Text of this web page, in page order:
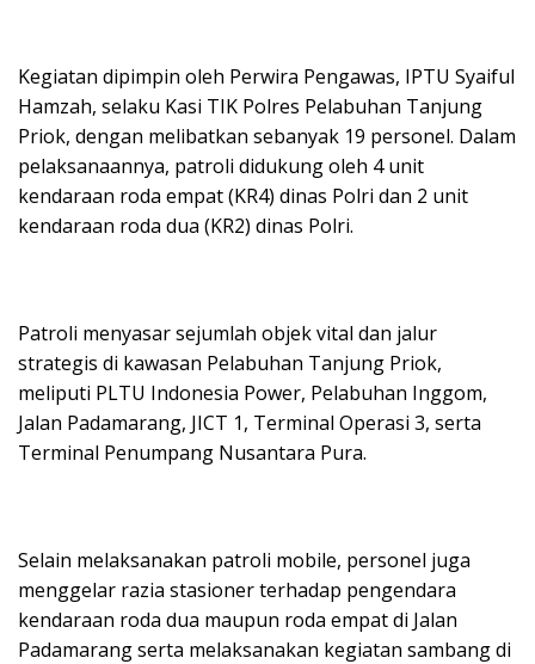
Kegiatan dipimpin oleh Perwira Pengawas, IPTU Syaiful
Hamzah, selaku Kasi TIK Polres Pelabuhan Tanjung
Priok, dengan melibatkan sebanyak 19 personel. Dalam
pelaksanaannya, patroli didukung oleh 4 unit
kendaraan roda empat (KR4) dinas Polri dan 2 unit
kendaraan roda dua (KR2) dinas Polri.
Patroli menyasar sejumlah objek vital dan jalur
strategis di kawasan Pelabuhan Tanjung Priok,
meliputi PLTU Indonesia Power, Pelabuhan Inggom,
Jalan Padamarang, JICT 1, Terminal Operasi 3, serta
Terminal Penumpang Nusantara Pura.
Selain melaksanakan patroli mobile, personel juga
menggelar razia stasioner terhadap pengendara
kendaraan roda dua maupun roda empat di Jalan
Padamarang serta melaksanakan kegiatan sambang di